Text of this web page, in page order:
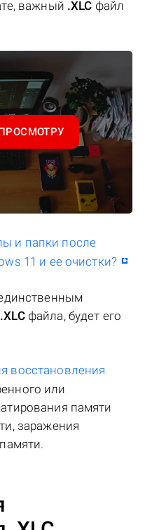
важный .XLC файл
и папки после
11 и ее очистки?
.XLCфайла, будет его
восстановления
или
памяти
заражения